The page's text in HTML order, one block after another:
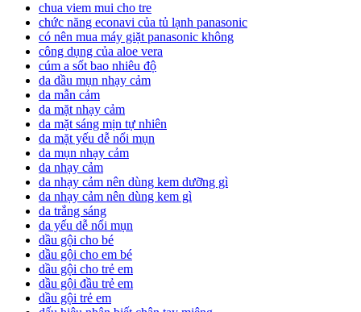
chua viem mui cho tre
chức năng econavi của tủ lạnh panasonic
có nên mua máy giặt panasonic không
công dụng của aloe vera
cúm a sốt bao nhiêu độ
da dầu mụn nhạy cảm
da mẫn cảm
da mặt nhạy cảm
da mặt sáng mịn tự nhiên
da mặt yếu dễ nổi mụn
da mụn nhạy cảm
da nhạy cảm
da nhạy cảm nên dùng kem dưỡng gì
da nhạy cảm nên dùng kem gì
da trắng sáng
da yếu dễ nổi mụn
dầu gội cho bé
dầu gội cho em bé
dầu gội cho trẻ em
dầu gội đầu trẻ em
dầu gội trẻ em